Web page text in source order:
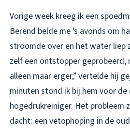
Vorige week kreeg ik een
Berend belde me ’s avonds om
stroomde over en het water liep
zelf een ontstopper
alleen maar erger,” vertelde hij
minuten stond ik bij hem voor
hogedrukreiniger. Het probleem
dacht: een vetophoping in de